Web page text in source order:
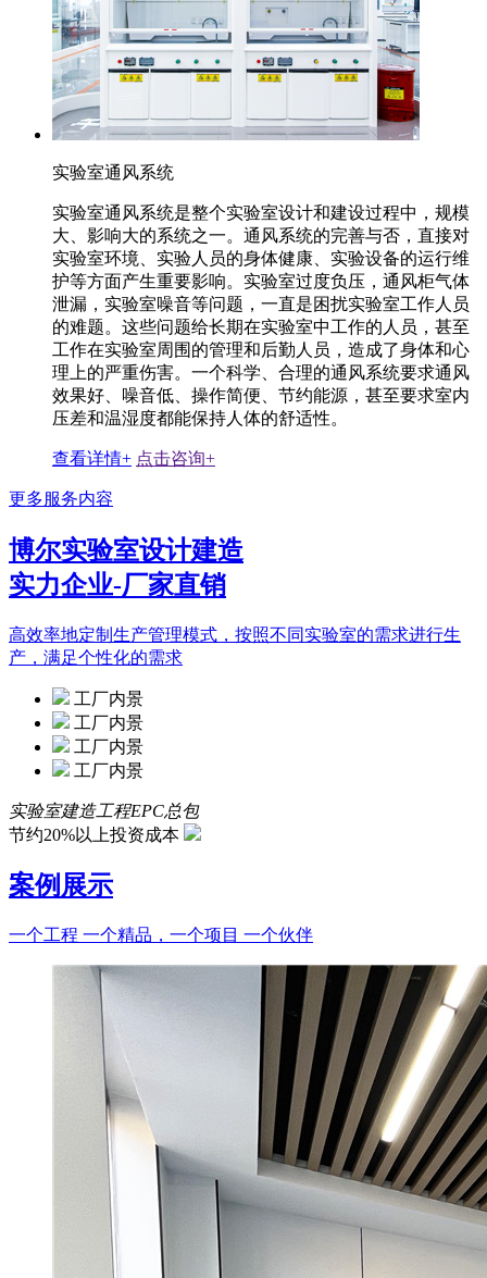
实验室通风系统
实验室通风系统是整个实验室设计和建设过程中，规模
大、影响大的系统之一。通风系统的完善与否，直接对
实验室环境、实验人员的身体健康、实验设备的运行维
护等方面产生重要影响。实验室过度负压，通风柜气体
泄漏，实验室噪音等问题，一直是困扰实验室工作人员
的难题。这些问题给长期在实验室中工作的人员，甚至
工作在实验室周围的管理和后勤人员，造成了身体和心
理上的严重伤害。一个科学、合理的通风系统要求通风
效果好、噪音低、操作简便、节约能源，甚至要求室内
压差和温湿度都能保持人体的舒适性。
查看详情+ 点击咨询+
更多服务内容
博尔实验室设计建造
实力企业-厂家直销
高效率地定制生产管理模式，按照不同实验室的需求进行生
产，满足个性化的需求
工厂内景
工厂内景
工厂内景
工厂内景
实验室建造工程EPC总包
节约20%以上投资成本
案例展示
一个工程 一个精品，一个项目 一个伙伴